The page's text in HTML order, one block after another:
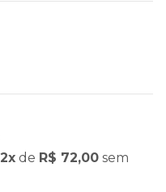
2x de R$ 72,00 sem